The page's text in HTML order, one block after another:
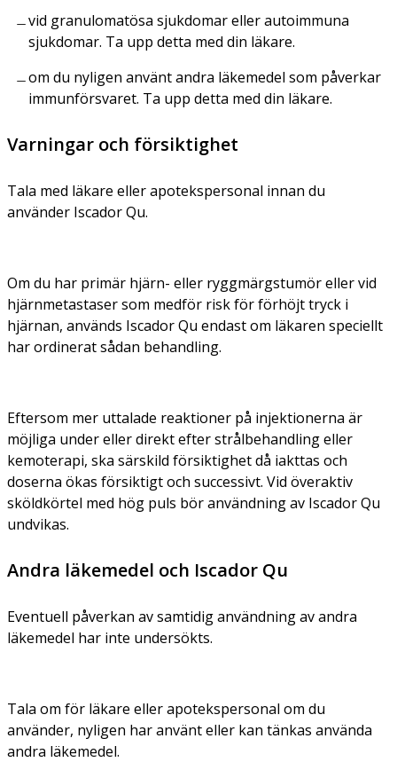
vid granulomatösa sjukdomar eller autoimmuna
sjukdomar. Ta upp detta med din läkare.
om du nyligen använt andra läkemedel som påverkar
immunförsvaret. Ta upp detta med din läkare.
Varningar och försiktighet
Tala med läkare eller apotekspersonal innan du
använder Iscador Qu.
Om du har primär hjärn- eller ryggmärgstumör eller vid
hjärnmetastaser som medför risk för förhöjt tryck i
hjärnan, används Iscador Qu endast om läkaren speciellt
har ordinerat sådan behandling.
Eftersom mer uttalade reaktioner på injektionerna är
möjliga under eller direkt efter strålbehandling eller
kemoterapi, ska särskild försiktighet då iakttas och
doserna ökas försiktigt och successivt. Vid överaktiv
sköldkörtel med hög puls bör användning av Iscador Qu
undvikas.
Andra läkemedel och Iscador Qu
Eventuell påverkan av samtidig användning av andra
läkemedel har inte undersökts.
Tala om för läkare eller apotekspersonal om du
använder, nyligen har använt eller kan tänkas använda
andra läkemedel.